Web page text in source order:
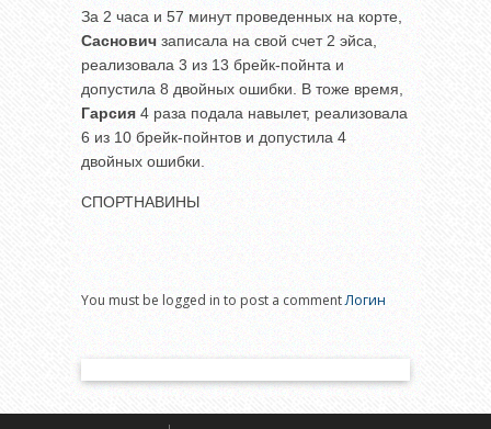
За 2 часа и 57 минут проведенных на корте,
Саснович записала на свой счет 2 эйса,
реализовала 3 из 13 брейк-пойнта и
допустила 8 двойных ошибки. В тоже время,
Гарсия 4 раза подала навылет, реализовала
6 из 10 брейк-пойнтов и допустила 4
двойных ошибки.
СПОРТНАВИНЫ
You must be logged in to post a commentЛогин